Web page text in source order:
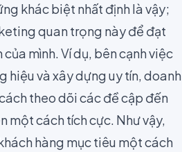
khác biệt nhất định là vậy;
quan trọng này để đạt
mình. Ví dụ, bên cạnh việc
hiệu và xây dựng uy tín, doanh
theo dõi các đề cập đến
một cách tích cực. Như vậy,
hàng mục tiêu một cách